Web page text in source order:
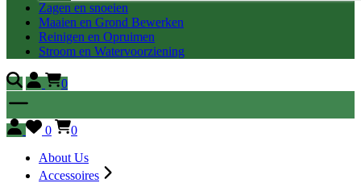
Zagen en snoeien
Maaien en Grond Bewerken
Reinigen en Opruimen
Stroom en Watervoorziening
0
0
0
About Us
Accessoires